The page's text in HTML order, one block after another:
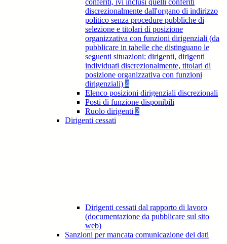
conferiti, ivi inclusi quelli conferiti
discrezionalmente dall'organo di indirizzo
politico senza procedure pubbliche di
selezione e titolari di posizione
organizzativa con funzioni dirigenziali (da
pubblicare in tabelle che distinguano le
seguenti situazioni: dirigenti, dirigenti
individuati discrezionalmente, titolari di
posizione organizzativa con funzioni
dirigenziali) 4
Elenco posizioni dirigenziali discrezionali
Posti di funzione disponibili
Ruolo dirigenti 2
Dirigenti cessati
Dirigenti cessati dal rapporto di lavoro
(documentazione da pubblicare sul sito
web)
Sanzioni per mancata comunicazione dei dati